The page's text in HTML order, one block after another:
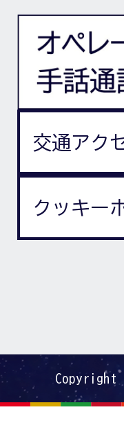
交通アク
クッキー